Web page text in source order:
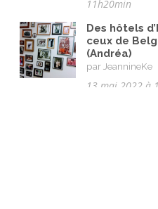
11h20min
Des hôtels
ceux de
(Andréa)
par JeannineKe
13 mai 2022 à